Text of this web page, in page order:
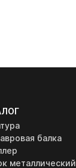
балка
металлический